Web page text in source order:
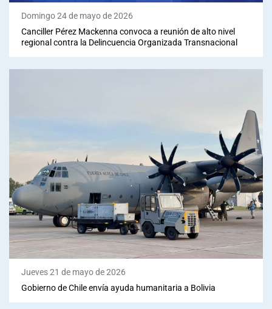
Domingo 24 de mayo de 2026
Canciller Pérez Mackenna convoca a reunión de alto nivel
regional contra la Delincuencia Organizada Transnacional
Jueves 21 de mayo de 2026
Gobierno de Chile envía ayuda humanitaria a Bolivia